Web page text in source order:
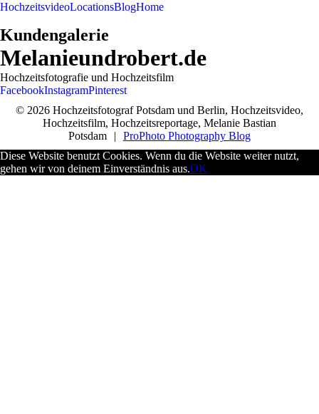
HochzeitsvideoLocationsBlogHome
Kundengalerie
Melanieundrobert.de
Hochzeitsfotografie und Hochzeitsfilm
FacebookInstagramPinterest
© 2026 Hochzeitsfotograf Potsdam und Berlin, Hochzeitsvideo,
Hochzeitsfilm, Hochzeitsreportage, Melanie Bastian
Potsdam
|
ProPhoto Photography Blog
Diese Website benutzt Cookies. Wenn du die Website weiter nutzt,
gehen wir von deinem Einverständnis aus.OK